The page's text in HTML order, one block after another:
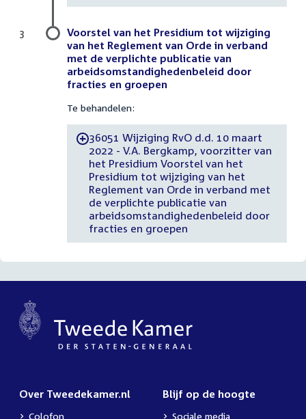
Voorstel van het Presidium tot wijziging
van het Reglement van Orde in verband
met de verplichte publicatie van
arbeidsomstandighedenbeleid door
fracties en groepen
Te behandelen:
-36051 Wijziging RvO d.d. 10 maart
2022 - V.A. Bergkamp, voorzitter van
het Presidium Voorstel van het
Presidium tot wijziging van het
Reglement van Orde in verband met
de verplichte publicatie van
arbeidsomstandighedenbeleid door
fracties en groepen
3
Over Tweedekamer.nl
Colofon
Blijf op de hoogte
Sociale media